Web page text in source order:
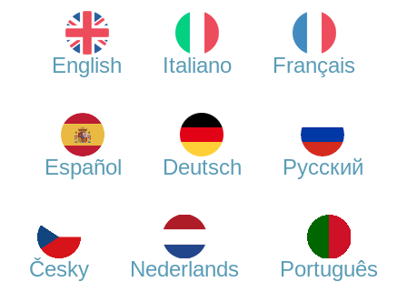
English Italiano Français
Español Deutsch Русский
Česky Nederlands Português